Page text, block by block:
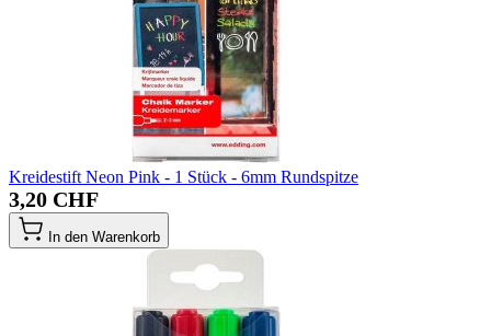
Kreidestift Neon Pink - 1 Stück - 6mm Rundspitze
3,20 CHF
In den Warenkorb